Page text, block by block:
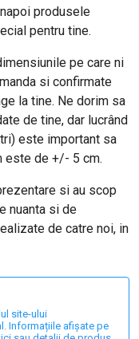
produsele
pentru tine.
pe care ni
si confirmate
la tine. Ne dorim sa
de tine, dar lucrând
este important sa
este de +/- 5 cm.
si au scop
nuanta si de
de catre noi, in
site-ului
Informațiile afișate pe